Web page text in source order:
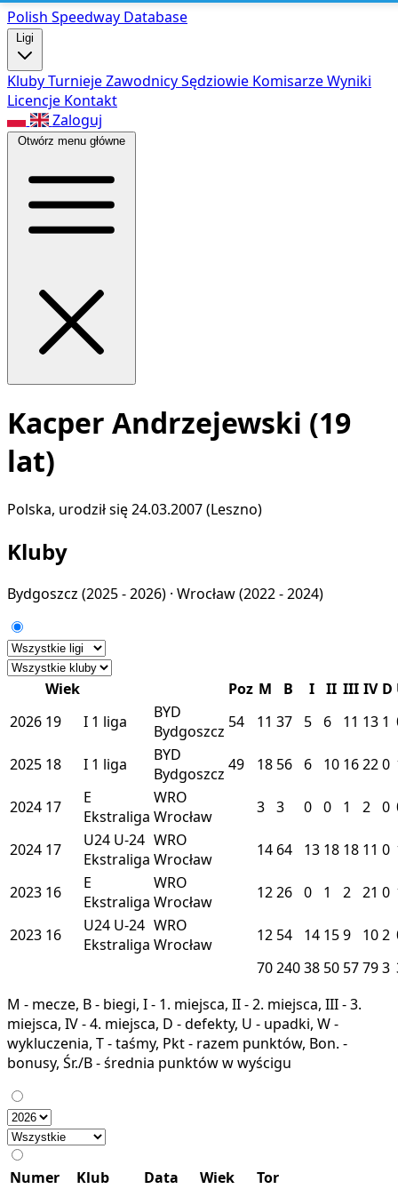
Polish Speedway Database
Ligi
KlubyTurniejeZawodnicySędziowie KomisarzeWyniki
Licencje Kontakt
Zaloguj
Otwórz menu główne
Kacper Andrzejewski (19
lat)
Polska, urodził się 24.03.2007 (Leszno)
Kluby
Bydgoszcz (2025 - 2026) · Wrocław(2022 - 2024)
Wiek Poz M B I II III IV D
2026 19 I 1 liga
BYD
Bydgoszcz 54 11 37 5 6 11 13 1
2025 18 I 1 liga
BYD
Bydgoszcz 49 18 56 6 10 16220
2024 17
E
Ekstraliga
WRO
Wrocław
3 3 0 0 1 2 0
2024 17 U24 U-24
Ekstraliga
WRO
Wrocław
14 64 13 18 18 11 0
2023 16
E
Ekstraliga
WRO
Wrocław
1226 0 1 2 21 0
2023 16 U24 U-24
Ekstraliga
WRO
Wrocław
12 54 14 159 102
7024038 50 57793
M - mecze, B - biegi, I - 1. miejsca, II - 2. miejsca, III - 3.
miejsca, IV - 4. miejsca, D - defekty, U - upadki, W -
wykluczenia, T - taśmy, Pkt - razem punktów, Bon. -
bonusy, Śr./B - średnia punktów w wyścigu
Numer Klub Data Wiek
Tor